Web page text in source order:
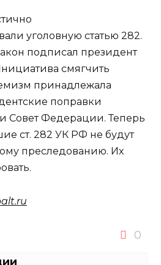
уголовную статью 282.
подписал президент
смягчить
принадлежала
поправки
Совет Федерации. Теперь
ст. 282 УК РФ не будут
преследованию. Их
0